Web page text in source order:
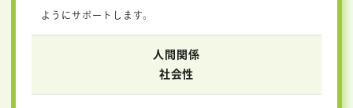
ようにサポートします。
人間関係
社会性